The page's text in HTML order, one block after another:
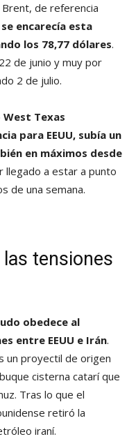
de referencia
encarecía esta
los 78,77 dólares.
de junio y muy por
2 de julio.
Texas
para EEUU, subía un
en máximos desde
llegado a estar a punto
de una semana.
tensiones
obedece al
entre EEUU e Irán.
un proyectil de origen
cisterna catarí que
Tras lo que el
retiró la
iraní.